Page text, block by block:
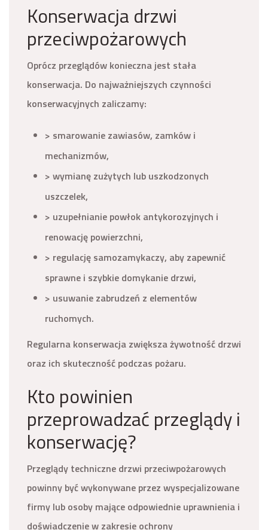
Konserwacja drzwi
przeciwpożarowych
Oprócz przeglądów konieczna jest stała
konserwacja. Do najważniejszych czynności
konserwacyjnych zaliczamy:
> smarowanie zawiasów, zamków i
mechanizmów,
> wymianę zużytych lub uszkodzonych
uszczelek,
> uzupełnianie powłok antykorozyjnych i
renowację powierzchni,
> regulację samozamykaczy, aby zapewnić
sprawne i szybkie domykanie drzwi,
> usuwanie zabrudzeń z elementów
ruchomych.
Regularna konserwacja zwiększa żywotność drzwi
oraz ich skuteczność podczas pożaru.
Kto powinien
przeprowadzać przeglądy i
konserwację?
Przeglądy techniczne drzwi przeciwpożarowych
powinny być wykonywane przez wyspecjalizowane
firmy lub osoby mające odpowiednie uprawnienia i
doświadczenie w zakresie ochrony